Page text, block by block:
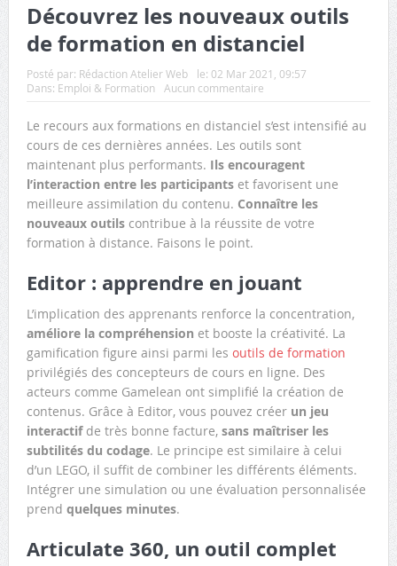
Découvrez les nouveaux outils
de formation en distanciel
Posté par: Rédaction Atelier Web le: 02 Mar 2021, 09:57
Dans: Emploi & Formation Aucun commentaire
Le recours aux formations en distanciel s’est intensifié au
cours de ces dernières années. Les outils sont
maintenant plus performants. Ils encouragent
l’interaction entre les participantset favorisent une
meilleure assimilation du contenu. Connaître les
nouveaux outilscontribue à la réussite de votre
formation à distance. Faisons le point.
Editor : apprendre en jouant
L’implication des apprenants renforce la concentration,
améliore la compréhension et booste la créativité. La
gamification figure ainsi parmi les outils de formation
privilégiés des concepteurs de cours en ligne. Des
acteurs comme Gamelean ont simplifié la création de
contenus. Grâce à Editor, vous pouvez créer un jeu
interactifde très bonne facture, sans maîtriser les
subtilités du codage. Le principe est similaire à celui
d’un LEGO, il suffit de combiner les différents éléments.
Intégrer une simulation ou une évaluation personnalisée
prend quelques minutes.
Articulate 360, un outil complet